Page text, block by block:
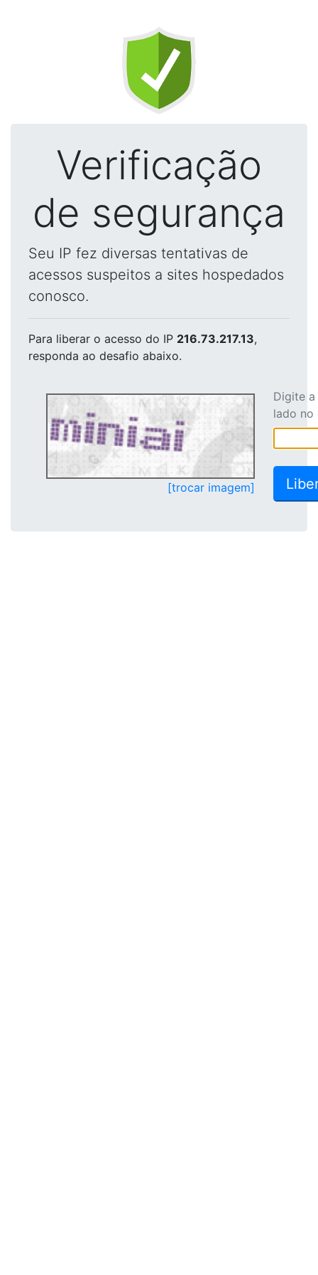
Verificação
de segurança
Seu IP fez diversas tentativas de
acessos suspeitos a sites hospedados
conosco.
Para liberar o acesso do IP 216.73.217.13,
responda ao desafio abaixo.
[trocar imagem]
Digite
lado no